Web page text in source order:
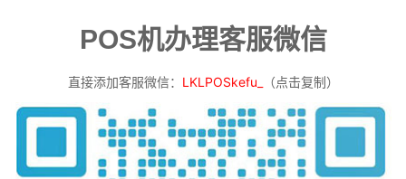
POS机办理客服微信
直接添加客服微信： LKLPOSkefu_ （点击复制）